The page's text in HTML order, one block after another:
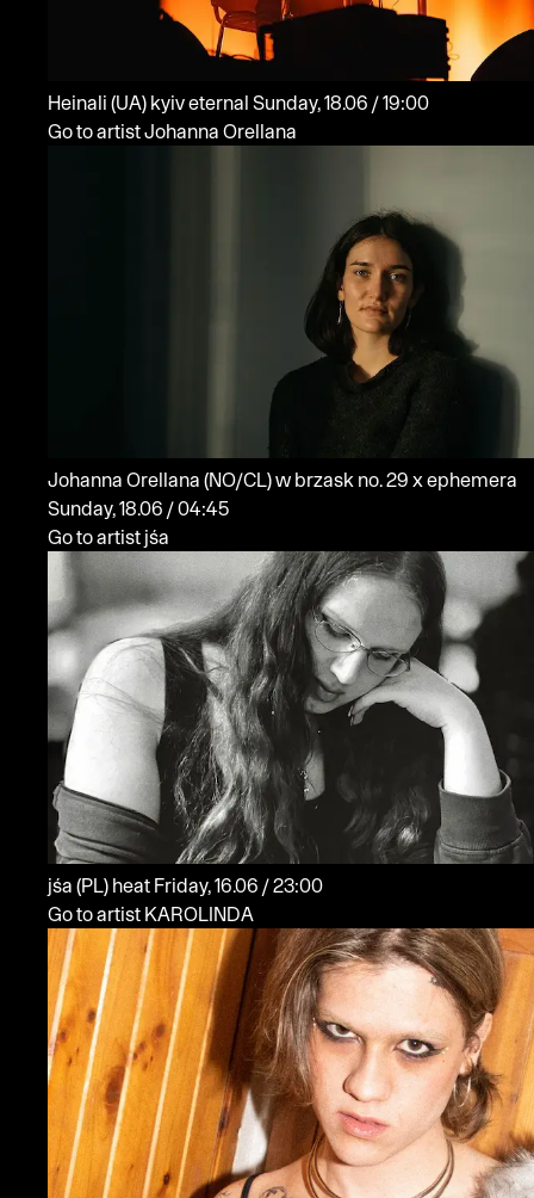
Heinali (UA) kyiv eternal
Sunday, 18.06 / 19:00
Go to artist Johanna Orellana
Johanna Orellana (NO/CL)w brzask no. 29 x ephemera
Sunday, 18.06 / 04:45
Go to artist jśa
jśa (PL) heat
Friday, 16.06 / 23:00
Go to artist KAROLINDA